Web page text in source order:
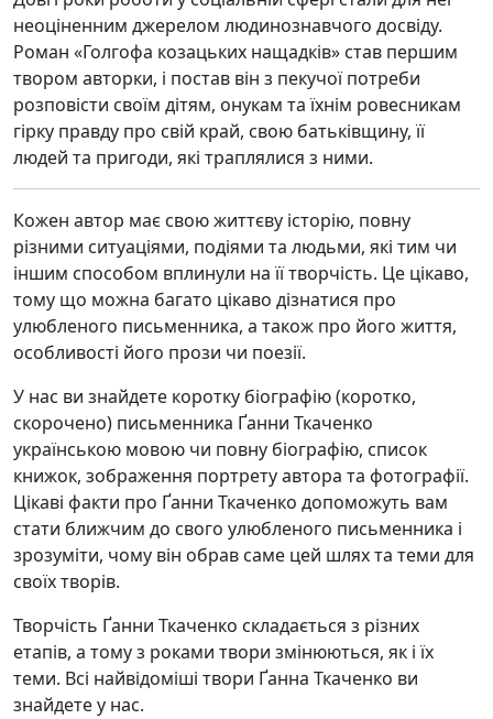
неоціненним джерелом людинознавчого досвіду.
Роман «Голгофа козацьких нащадків» став першим
твором авторки, і постав він з пекучої потреби
розповісти своїм дітям, онукам та їхнім ровесникам
гірку правду про свій край, свою батьківщину, її
людей та пригоди, які траплялися з ними.
Кожен автор має свою життєву історію, повну
різними ситуаціями, подіями та людьми, які тим чи
іншим способом вплинули на її творчість. Це цікаво,
тому що можна багато цікаво дізнатися про
улюбленого письменника, а також про його життя,
особливості його прози чи поезії.
У нас ви знайдете коротку біографію (коротко,
скорочено) письменника Ґанни Ткаченко
українською мовою чи повну біографію, список
книжок, зображення портрету автора та фотографії.
Цікаві факти про Ґанни Ткаченко допоможуть вам
стати ближчим до свого улюбленого письменника і
зрозуміти, чому він обрав саме цей шлях та теми для
своїх творів.
Творчість Ґанни Ткаченко складається з різних
етапів, а тому з роками твори змінюються, як і їх
теми. Всі найвідоміші твори Ґанна Ткаченко ви
знайдете у нас.